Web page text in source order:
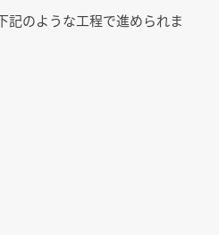
記のような工程で進められま